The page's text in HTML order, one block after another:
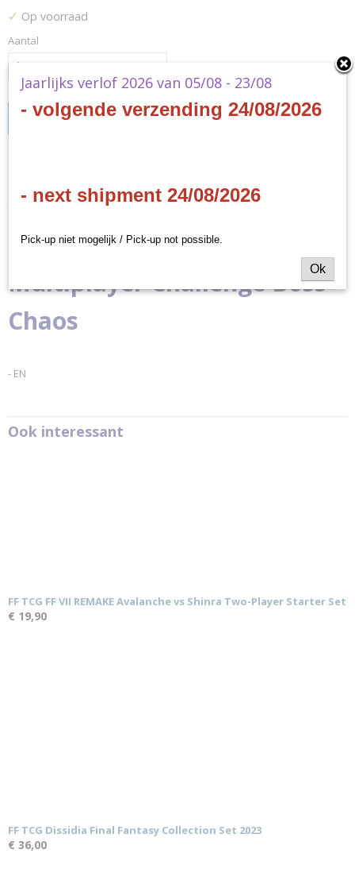
✓ Op voorraad
Aantal
IN WINKELWAGEN
Productcode
EAN code
662248832180
Omschrijving
Final Fantasy TCG -
Multiplayer Challenge Boss -
Chaos
- EN
Ook interessant
FF TCG FF VII REMAKE Avalanche vs Shinra Two-Player Starter Set
€ 19,90
FF TCG Dissidia Final Fantasy Collection Set 2023
€ 36,00
Jaarlijks verlof 2026 van 05/08 - 23/08
- volgende verzending 24/08/2026
- next shipment 24/08/2026
Pick-up niet mogelijk / Pick-up not possible.
Ok